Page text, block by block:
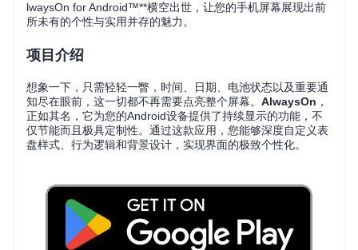
lwaysOn for Android™**横空出世，让您的手机屏幕展现出前
所未有的个性与实用并存的魅力。
项目介绍
想象一下，只需轻轻一瞥，时间、日期、电池状态以及重要通
知尽在眼前，这一切都不再需要点亮整个屏幕。 AlwaysOn ，
正如其名，它为您的Android设备提供了持续显示的功能，不
仅节能而且极具定制性。通过这款应用，您能够深度自定义表
盘样式、行为逻辑和背景设计，实现界面的极致个性化。